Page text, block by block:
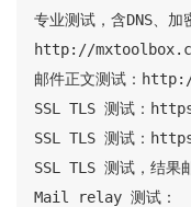
专业测试，含DNS、加
http://
邮件正文测试：
SSL TLS 测试：
SSL TLS 测试：
SSL TLS 测试，结
Mail relay 测试：